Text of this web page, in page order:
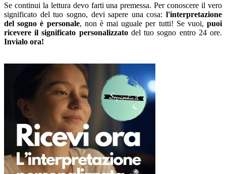
Se continui la lettura devo farti una premessa. Per conoscere il vero
significato del tuo sogno, devi sapere una cosa: l'interpretazione
del sogno è personale, non è mai uguale per tutti! Se vuoi, puoi
ricevere il significato personalizzatodel tuo sogno entro 24 ore.
Invialo ora!